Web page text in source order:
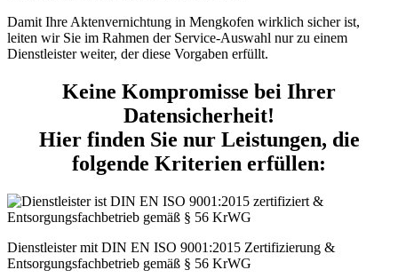
Damit Ihre Aktenvernichtung in Mengkofen wirklich sicher ist,
leiten wir Sie im Rahmen der Service-Auswahl nur zu einem
Dienstleister weiter, der diese Vorgaben erfüllt.
Keine Kompromisse bei Ihrer
Datensicherheit!
Hier finden Sie nur Leistungen, die
folgende Kriterien erfüllen:
Dienstleister mit DIN EN ISO 9001:2015 Zertifizierung &
Entsorgungsfachbetrieb gemäß § 56 KrWG